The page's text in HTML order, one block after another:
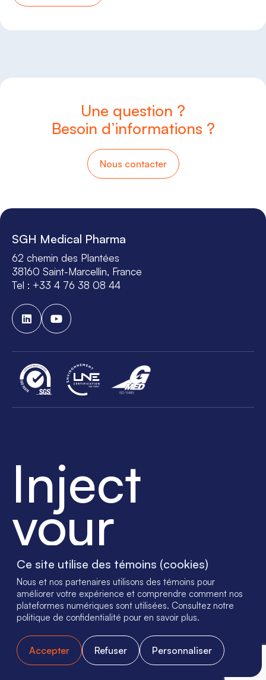
Une question ?
Besoin d’informations ?
Nous contacter
SGH Medical Pharma
62 chemin des Plantées
38160 Saint-Marcellin, France
Tel : +33 4 76 38 08 44
Inject
your
success
© 2023 - SGH Medical Pharma
Gestion des cookies
CGV
Ce site utilise des témoins (cookies)
Nous et nos partenaires utilisons des témoins pour
améliorer votre expérience et comprendre comment nos
plateformes numériques sont utilisées. Consultez notre
politique de confidentialité pour en savoir plus.
Personnaliser
Refuser
Accepter